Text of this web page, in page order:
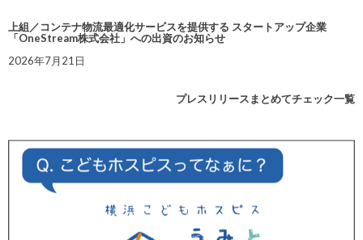
上組／コンテナ物流最適化サービスを提供する スタートアップ企業
「OneStream株式会社」への出資のお知らせ
2026年7月21日
プレスリリースまとめてチェック一覧